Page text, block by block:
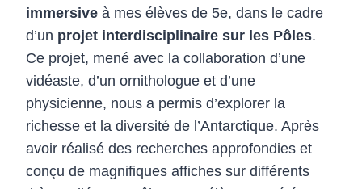
immersive à mes élèves de 5e, dans le cadre
d’un projet interdisciplinaire sur les Pôles.
Ce projet, mené avec la collaboration d’une
vidéaste, d’un ornithologue et d’une
physicienne, nous a permis d’explorer la
richesse et la diversité de l’Antarctique. Après
avoir réalisé des recherches approfondies et
conçu de magnifiques affiches sur différents